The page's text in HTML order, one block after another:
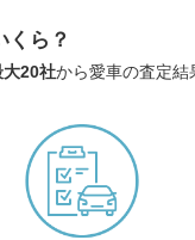
くら？
大20社から愛車の査定結